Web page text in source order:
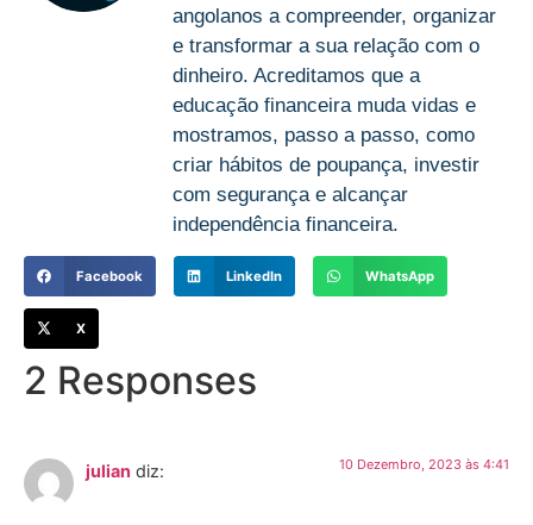
angolanos a compreender, organizar
e transformar a sua relação com o
dinheiro. Acreditamos que a
educação financeira muda vidas e
mostramos, passo a passo, como
criar hábitos de poupança, investir
com segurança e alcançar
independência financeira.
Facebook LinkedIn WhatsApp
X
2 Responses
julian diz: 10 Dezembro, 2023 às 4:41